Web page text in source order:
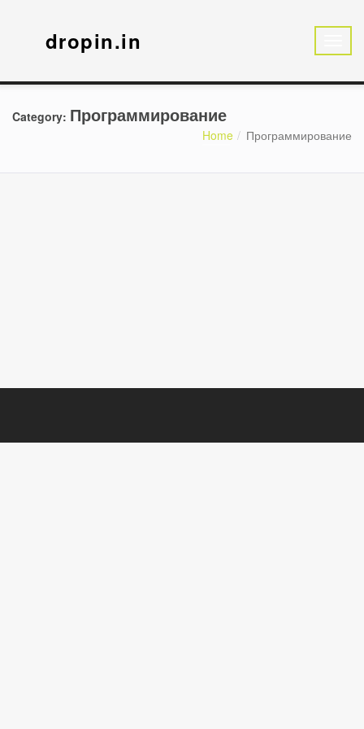
dropin.in
Category: Программирование
Home Программирование